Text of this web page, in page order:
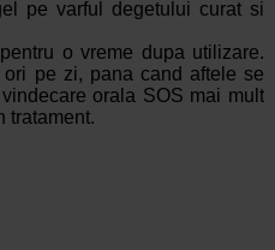
pe varful degetului curat si
o vreme dupa utilizare.
pe zi, pana cand aftele se
orala SOS mai mult
tratament.